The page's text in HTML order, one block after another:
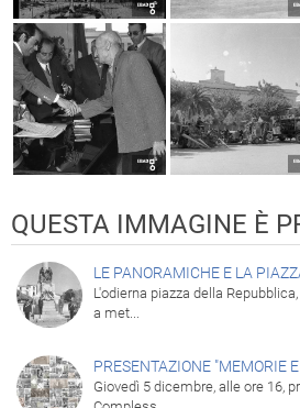
QUESTA IMMAGINE È
LE PANORAMICHE E LA
L'odierna piazza della
a met...
PRESENTAZIONE "MEMORIE
Giovedì 5 dicembre, alle ore 16,